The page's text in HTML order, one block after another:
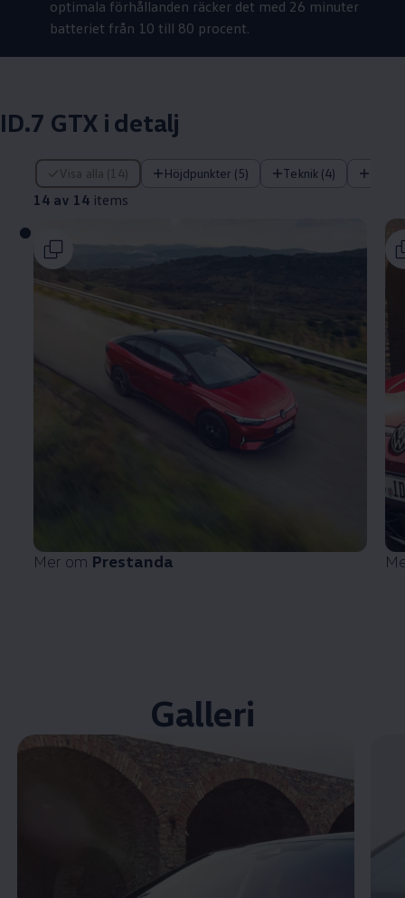
optimala förhållanden räcker det med 26 minuter
batteriet från 10 till 80 procent.
ID.7 GTX i detalj
Visa alla (14) Höjdpunkter (5) Teknik (4)
14 av 14 items
14 av 14 items
Mer om Prestanda
Galleri
Öppna helskärmsläge